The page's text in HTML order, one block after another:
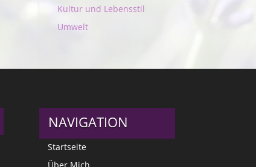
Kultur und Lebensstil
Umwelt
NAVIGATION
Startseite
Über Mich